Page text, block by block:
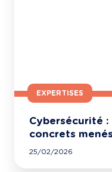
EXPERTISES
Cybersécurité
concrets
25/02/2026